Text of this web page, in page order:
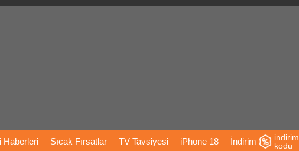
Haberleri Sıcak Fırsatlar TV Tavsiyesi iPhone 18 İndirim
indirim
kodu